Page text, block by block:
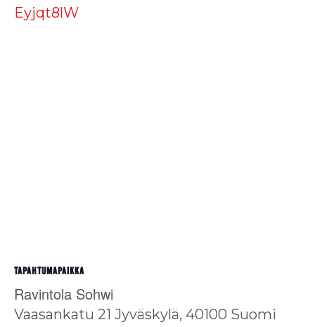
Eyjqt8lW
TAPAHTUMAPAIKKA
Ravintola Sohwi
Vaasankatu 21 Jyväskylä, 40100 Suomi